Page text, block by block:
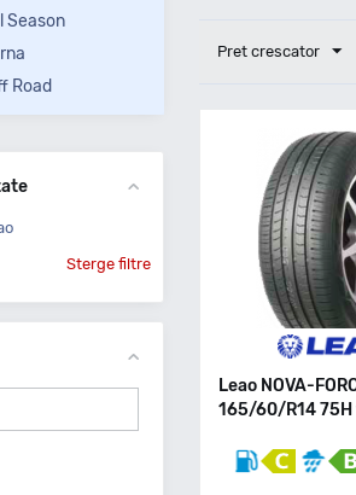
Pret crescator
Leao NOVA-
165/60/R14 75H
Season
Road
Sterge filtre